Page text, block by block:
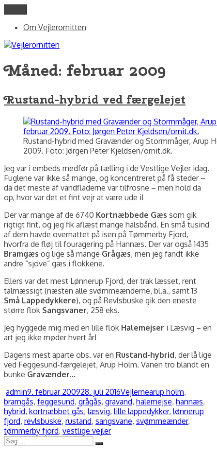
indhold
Vejlerornitten
fotos og skriblerier af Jørgen Peter Kjeldsen/ornit.dk
Om Vejlerornitten
Måned: februar 2009
Rustand-hybrid ved færgelejet
Rustand-hybrid med Gravænder og Stormmåger, Arup
2009. Foto: Jørgen Peter Kjeldsen/ornit.dk.
Jeg var i embeds medfør på tælling i de Vestlige Vejler idag.
Fuglene var ikke så mange, og koncentreret på få steder –
da det meste af vandfladerne var tilfrosne – men hold da
op, hvor var det et fint vejr at være ude i!
Der var mange af de 6740 Kortnæbbede Gæs som gik
rigtigt fint, og jeg fik aflæst mange halsbånd. En små tusind
af dem havde overnattet på isen på Tømmerby Fjord,
hvorfra de fløj til fouragering på Hannæs. Der var også 1435
Bramgæs og lige så mange Grågæs, men jeg fandt ikke
andre “sjove” gæs i flokkene.
Ellers var det mest Lønnerup Fjord, der trak læsset, rent
talmæssigt (næsten alle svømmeænderne, bl.a., samt 13
Små Lappedykkere), og på Revlsbuske gik den eneste
større flok Sangsvaner, 258 eks.
Jeg hyggede mig med en lille flok Halemejser i Læsvig – en
art jeg ikke møder hvert år!
Dagens mest aparte obs. var en Rustand-hybrid, der lå lige
ved Feggesund-færgelejet, Arup Holm. Vanen tro blandt en
bunke Gravænder…
Forfatter
adminUdgivet
9. februar 200928. juli 2016Kategorier
VejlerneTags
arup holm,
bramgås, feggesund, grågås, gravand, halemejse, hannæs,
hybrid, kortnæbbet gås, læsvig, lille lappedykker, lønnerup
fjord, revlsbuske, rustand, sangsvane, svømmeænder,
tømmerby fjord, vestlige vejler
Søg
Søg